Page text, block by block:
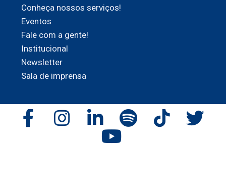
Conheça nossos serviços!
Eventos
Fale com a gente!
Institucional
Newsletter
Sala de imprensa